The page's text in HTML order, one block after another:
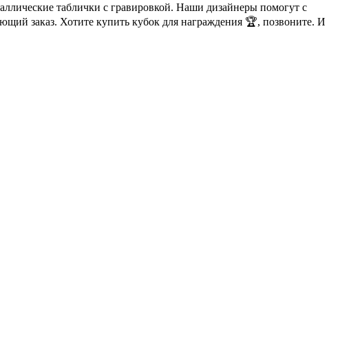
таблички с гравировкой. Наши дизайнеры помогут с
заказ. Хотите купить кубок для награждения 🏆, позвоните. И